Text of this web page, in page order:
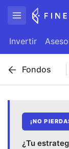
Invertir
Fondos
¡NO
¿Tu